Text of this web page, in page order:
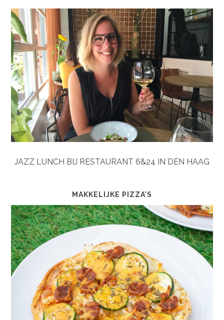
JAZZ LUNCH BIJ RESTAURANT 6&24 IN DEN HAAG
MAKKELIJKE PIZZA’S